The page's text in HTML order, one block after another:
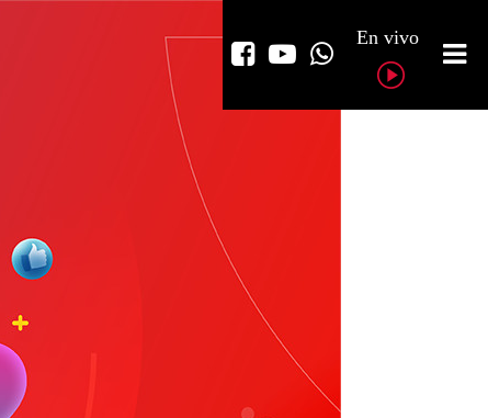
En vivo